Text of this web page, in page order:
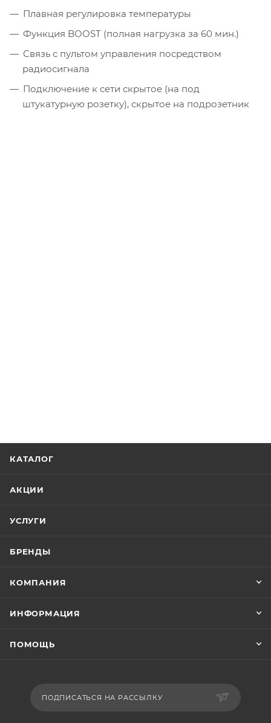
Плавная регулировка температуры
Функция BOOST (полная нагрузка за 60 мин.)
Связь с пультом управления посредством
радиосигнала
Подключение к сети скрытое (на под
штукатурную розетку), скрытое на подрозетник
КАТАЛОГ
АКЦИИ
УСЛУГИ
БРЕНДЫ
КОМПАНИЯ
ИНФОРМАЦИЯ
ПОМОЩЬ
ПОДПИСАТЬСЯ НА РАССЫЛКУ